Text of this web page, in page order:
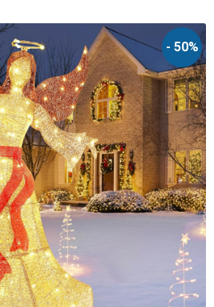
- 50%